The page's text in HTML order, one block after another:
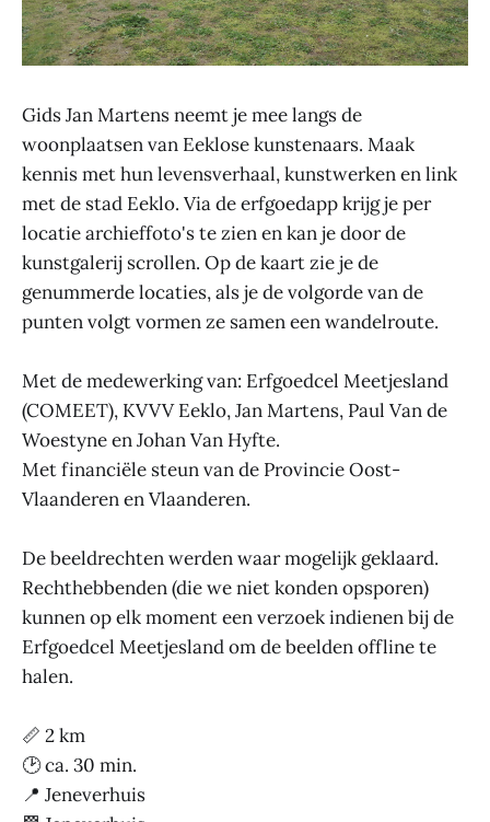
Gids Jan Martens neemt je mee langs de
woonplaatsen van Eeklose kunstenaars. Maak
kennis met hun levensverhaal, kunstwerken en link
met de stad Eeklo. Via de erfgoedapp krijg je per
locatie archieffoto's te zien en kan je door de
kunstgalerij scrollen. Op de kaart zie je de
genummerde locaties, als je de volgorde van de
punten volgt vormen ze samen een wandelroute.
Met de medewerking van: Erfgoedcel Meetjesland
(COMEET), KVVV Eeklo, Jan Martens, Paul Van de
Woestyne en Johan Van Hyfte.
Met financiële steun van de Provincie Oost-
Vlaanderen en Vlaanderen.
De beeldrechten werden waar mogelijk geklaard.
Rechthebbenden (die we niet konden opsporen)
kunnen op elk moment een verzoek indienen bij de
Erfgoedcel Meetjesland om de beelden offline te
halen.
📏 2 km
🕑 ca. 30 min.
📍 Jeneverhuis